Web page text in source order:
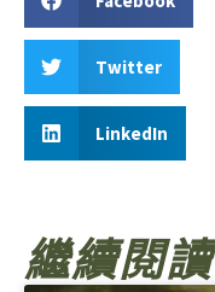
Twitter
LinkedIn
繼續閱讀